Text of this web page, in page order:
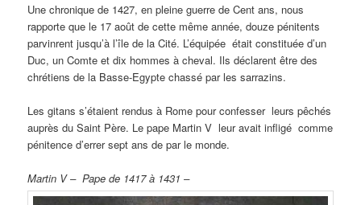
Une chronique de 1427, en pleine guerre de Cent ans, nous
rapporte que le 17 août de cette même année, douze pénitents
parvinrent jusqu’à l’île de la Cité. L’équipée était constituée d’un
Duc, un Comte et dix hommes à cheval. Ils déclarent être des
chrétiens de la Basse-Egypte chassé par les sarrazins.
Les gitans s’étaient rendus à Rome pour confesser leurs pêchés
auprès du Saint Père. Le pape Martin V leur avait infligé comme
pénitence d’errer sept ans de par le monde.
Martin V – Pape de 1417 à 1431 –